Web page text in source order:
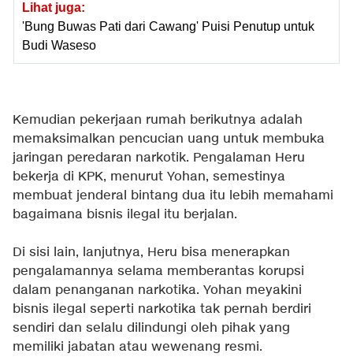
Lihat juga:
'Bung Buwas Pati dari Cawang' Puisi Penutup untuk
Budi Waseso
Kemudian pekerjaan rumah berikutnya adalah
memaksimalkan pencucian uang untuk membuka
jaringan peredaran narkotik. Pengalaman Heru
bekerja di KPK, menurut Yohan, semestinya
membuat jenderal bintang dua itu lebih memahami
bagaimana bisnis ilegal itu berjalan.
Di sisi lain, lanjutnya, Heru bisa menerapkan
pengalamannya selama memberantas korupsi
dalam penanganan narkotika. Yohan meyakini
bisnis ilegal seperti narkotika tak pernah berdiri
sendiri dan selalu dilindungi oleh pihak yang
memiliki jabatan atau wewenang resmi.